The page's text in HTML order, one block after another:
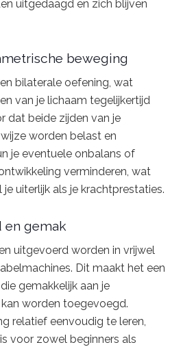
uitgedaagd en zich blijven
beweging
bilaterale oefening, wat
van je lichaam tegelijkertijd
dat beide zijden van je
worden belast en
je eventuele onbalans of
verminderen, wat
uiterlijk als je krachtprestaties.
en gemak
uitgevoerd worden in vrijwel
Dit maakt het een
gemakkelijk aan je
worden toegevoegd.
relatief eenvoudig te leren,
voor zowel beginners als